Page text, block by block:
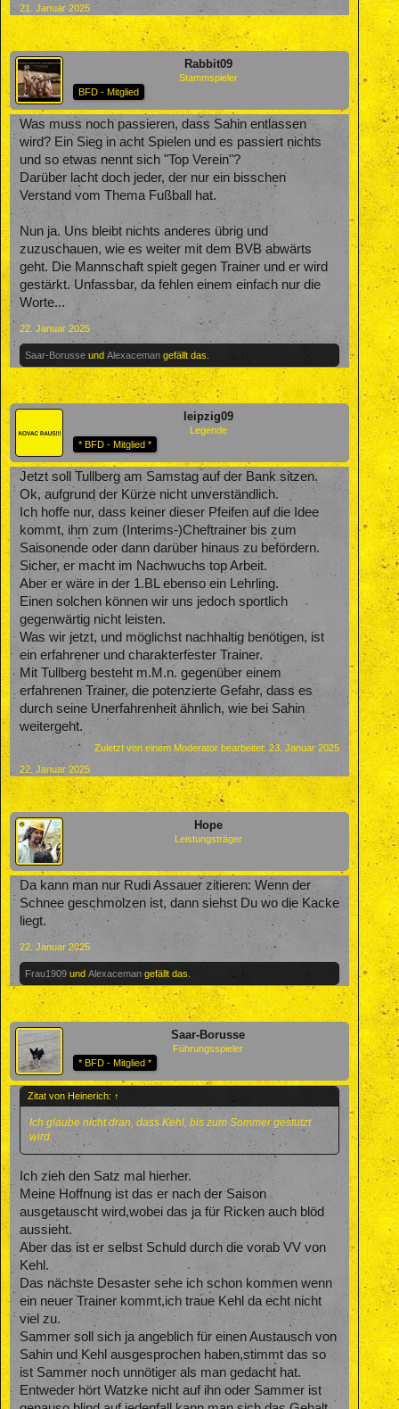
21. Januar 2025
Rabbit09
Stammspieler
BFD - Mitglied
Was muss noch passieren, dass Sahin entlassen
wird? Ein Sieg in acht Spielen und es passiert nichts
und so etwas nennt sich "Top Verein"?
Darüber lacht doch jeder, der nur ein bisschen
Verstand vom Thema Fußball hat.
Nun ja. Uns bleibt nichts anderes übrig und
zuzuschauen, wie es weiter mit dem BVB abwärts
geht. Die Mannschaft spielt gegen Trainer und er wird
gestärkt. Unfassbar, da fehlen einem einfach nur die
Worte...
22. Januar 2025
Saar-Borusse und Alexaceman gefällt das.
leipzig09
Legende
* BFD - Mitglied *
Jetzt soll Tullberg am Samstag auf der Bank sitzen.
Ok, aufgrund der Kürze nicht unverständlich.
Ich hoffe nur, dass keiner dieser Pfeifen auf die Idee
kommt, ihm zum (Interims-)Cheftrainer bis zum
Saisonende oder dann darüber hinaus zu befördern.
Sicher, er macht im Nachwuchs top Arbeit.
Aber er wäre in der 1.BL ebenso ein Lehrling.
Einen solchen können wir uns jedoch sportlich
gegenwärtig nicht leisten.
Was wir jetzt, und möglichst nachhaltig benötigen, ist
ein erfahrener und charakterfester Trainer.
Mit Tullberg besteht m.M.n. gegenüber einem
erfahrenen Trainer, die potenzierte Gefahr, dass es
durch seine Unerfahrenheit ähnlich, wie bei Sahin
weitergeht.
Zuletzt von einem Moderator bearbeitet:23. Januar 2025
22. Januar 2025
Hope
Leistungsträger
Da kann man nur Rudi Assauer zitieren: Wenn der
Schnee geschmolzen ist, dann siehst Du wo die Kacke
liegt.
22. Januar 2025
Frau1909 und Alexaceman gefällt das.
Saar-Borusse
Führungsspieler
* BFD - Mitglied *
Zitat von Heinerich: ↑
Ich glaube nicht dran, dass Kehl, bis zum Sommer gestutzt
wird.
Ich zieh den Satz mal hierher.
Meine Hoffnung ist das er nach der Saison
ausgetauscht wird,wobei das ja für Ricken auch blöd
aussieht.
Aber das ist er selbst Schuld durch die vorab VV von
Kehl.
Das nächste Desaster sehe ich schon kommen wenn
ein neuer Trainer kommt,ich traue Kehl da echt nicht
viel zu.
Sammer soll sich ja angeblich für einen Austausch von
Sahin und Kehl ausgesprochen haben,stimmt das so
ist Sammer noch unnötiger als man gedacht hat.
Entweder hört Watzke nicht auf ihn oder Sammer ist